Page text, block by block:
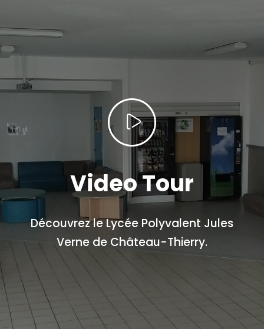
Video Tour
Découvrez le Lycée Polyvalent Jules
Verne de Château-Thierry.